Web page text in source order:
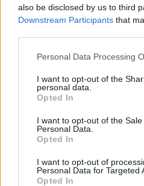
also be disclosed by us to third
Downstream Participants that
Please note that this website/
not limited to your visit or usage
grant or deny consent to
use your data for below
consent section.
Personal Data Processing
I want to opt-out of the
personal data.
Opted In
I want to opt-out of the
Personal Data.
Opted In
I want to opt-out of
Personal Data for Targeted
Opted In
September 23, 2024
FOTO: Picco di inondazione a
Danubio si ritirerà